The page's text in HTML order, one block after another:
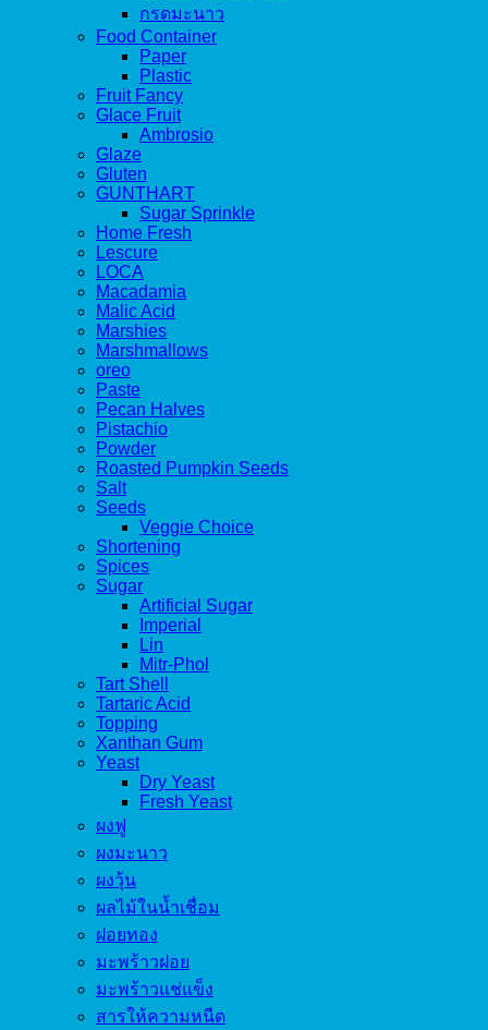
กรดมะนาว
Food Container
Paper
Plastic
Fruit Fancy
Glace Fruit
Ambrosio
Glaze
Gluten
GUNTHART
Sugar Sprinkle
Home Fresh
Lescure
LOCA
Macadamia
Malic Acid
Marshies
Marshmallows
oreo
Paste
Pecan Halves
Pistachio
Powder
Roasted Pumpkin Seeds
Salt
Seeds
Veggie Choice
Shortening
Spices
Sugar
Artificial Sugar
Imperial
Lin
Mitr-Phol
Tart Shell
Tartaric Acid
Topping
Xanthan Gum
Yeast
Dry Yeast
Fresh Yeast
ผงฟู
ผงมะนาว
ผงวุ้น
ผลไม้ในน้ำเชื่อม
ฝอยทอง
มะพร้าวฝอย
มะพร้าวแช่แข็ง
สารให้ความหนืด